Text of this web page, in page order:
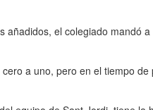
el colegiado mandó
a uno, pero en el tiempo